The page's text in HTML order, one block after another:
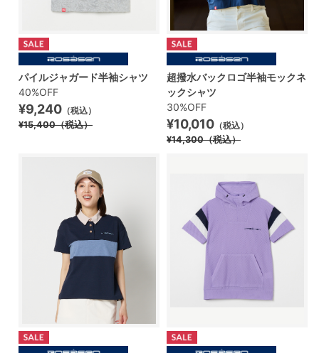
パイルジャガード半袖シャツ
40%OFF
¥9,240 （税込）
¥15,400（税込）
超撥水バックロゴ半袖モックネ
ックシャツ
30%OFF
¥10,010 （税込）
¥14,300（税込）